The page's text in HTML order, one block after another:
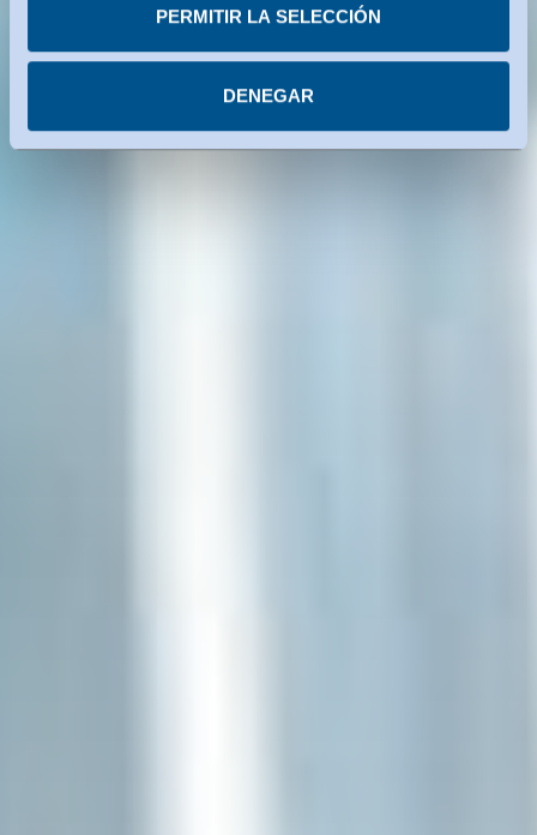
servicios estadounidenses utilizados están certificados
más información en cada uno de los servicios.
Puede revocar su consentimiento en cualquier
momento.
PERMITIR LA SELECCIÓN
DENEGAR